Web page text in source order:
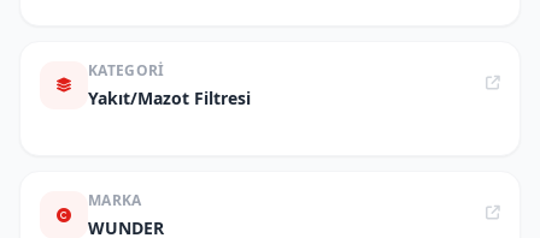
KATEGORI
Yakıt/Mazot Filtresi
MARKA
WUNDER